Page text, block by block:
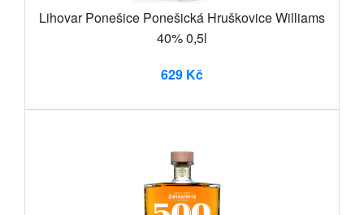
Lihovar Ponešice Ponešická Hruškovice Williams
40% 0,5l
629 Kč